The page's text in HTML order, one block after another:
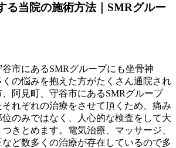
る当院の施術方法｜SMRグルー
市にあるSMRグループにも坐骨神
の悩みを抱えた方がたくさん通院され
阿見町、守谷市にあるSMRグループ
れぞれの治療をさせて頂くため、痛み
のみではなく、人心的な検査をして大
きとめます。電気治療、マッサージ、
ど数多くの治療が存在しているので多